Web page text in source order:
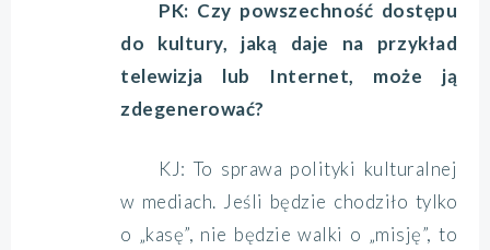
PK: Czy powszechność dostępu
do kultury, jaką daje na przykład
telewizja lub Internet, może ją
zdegenerować?
KJ: To sprawa polityki kulturalnej
w mediach. Jeśli będzie chodziło tylko
o „kasę”, nie będzie walki o „misję”, to